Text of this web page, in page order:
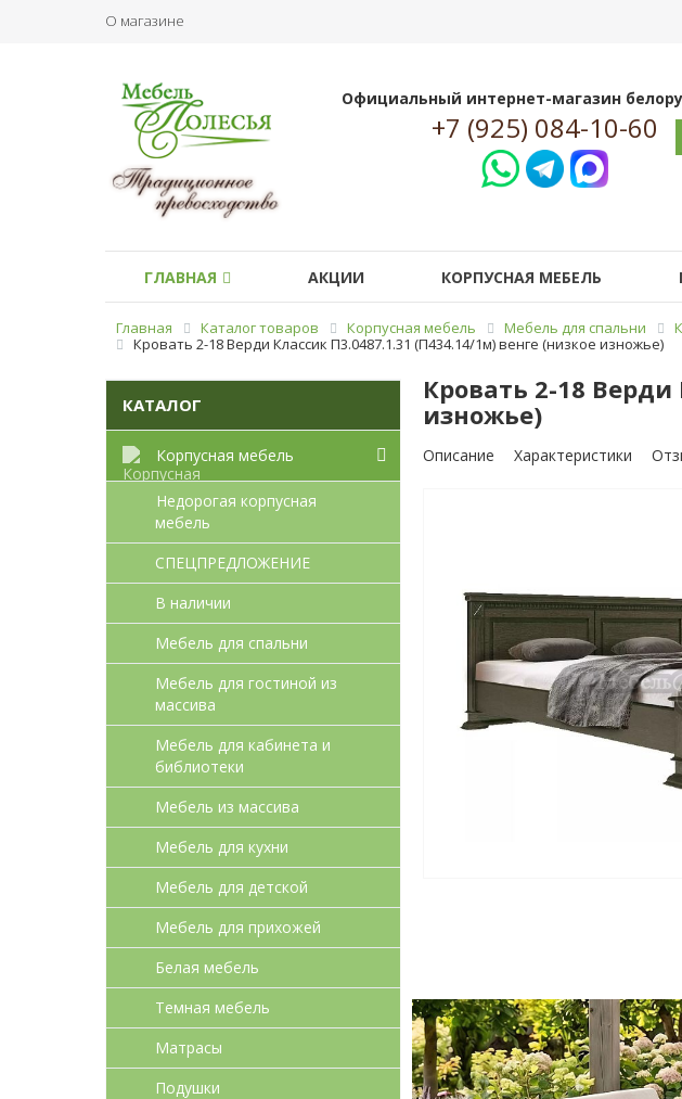
О магазине
Официальный интернет-магазин
+7 (925) 084-10-60
ГЛАВНАЯ АКЦИИ КОРПУСНАЯ МЕБЕЛЬ
Главная Каталог товаров Корпусная мебель Мебель для спальни
Кровать 2-18 Верди Классик П3.0487.1.31 (П434.14/1м) венге (низкое изножье)
КАТАЛОГ
Корпусная мебель
Недорогая корпусная
мебель
СПЕЦПРЕДЛОЖЕНИЕ
В наличии
Мебель для спальни
Мебель для гостиной из
массива
Мебель для кабинета и
библиотеки
Мебель из массива
Мебель для кухни
Мебель для детcкой
Мебель для прихожей
Белая мебель
Темная мебель
Матрасы
Подушки
Кровать 2-18 Верди
изножье)
Описание Характеристики